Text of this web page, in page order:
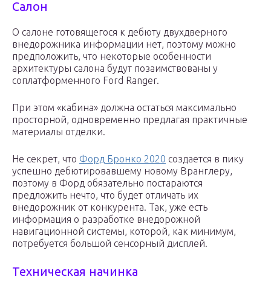
Салон
О салоне готовящегося к дебюту двухдверного
внедорожника информации нет, поэтому можно
предположить, что некоторые особенности
архитектуры салона будут позаимствованы у
соплатформенного Ford Ranger.
При этом «кабина» должна остаться максимально
просторной, одновременно предлагая практичные
материалы отделки.
Не секрет, что Форд Бронко 2020 создается в пику
успешно дебютировавшему новому Вранглеру,
поэтому в Форд обязательно постараются
предложить нечто, что будет отличать их
внедорожник от конкурента. Так, уже есть
информация о разработке внедорожной
навигационной системы, которой, как минимум,
потребуется большой сенсорный дисплей.
Техническая начинка